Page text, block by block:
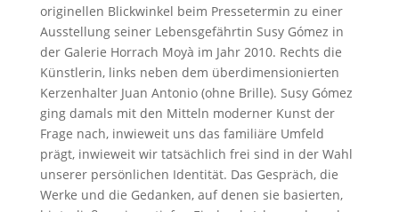
originellen Blickwinkel beim Pressetermin zu einer
Ausstellung seiner Lebensgefährtin Susy Gómez in
der Galerie Horrach Moyà im Jahr 2010. Rechts die
Künstlerin, links neben dem überdimensionierten
Kerzenhalter Juan Antonio (ohne Brille). Susy Gómez
ging damals mit den Mitteln moderner Kunst der
Frage nach, inwieweit uns das familiäre Umfeld
prägt, inwieweit wir tatsächlich frei sind in der Wahl
unserer persönlichen Identität. Das Gespräch, die
Werke und die Gedanken, auf denen sie basierten,